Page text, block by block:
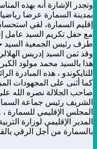
وتجدر الإشارة أنه بهذه
بمدينة السمارة عرضا
إقليم السمارة، لقي
مع حفل تكريم السيد عامل
طرف رئيس الجمعية السيد
وقد ثمن السيد إدريس
هذا بالسيد محمد مولود
للتايكوندو ، هذه المبادرة
كما أثنى على المجهودات
صاحب الجلالة نصره الله
الشريف رئيس جماعة
المجلس الإقليمي للسمارة
المدير الإقليمي لوزارة
بالسمارة من أجل الرقي